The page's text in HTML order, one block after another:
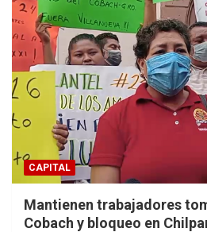
CAPITAL
Mantienen trabajadores
Cobach y bloqueo en